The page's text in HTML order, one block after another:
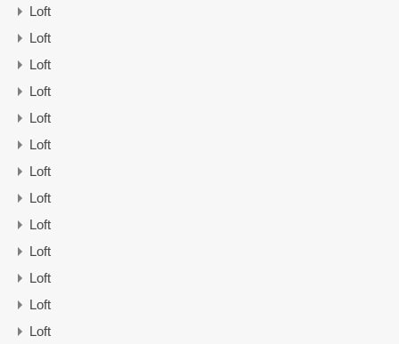
Loft
Loft
Loft
Loft
Loft
Loft
Loft
Loft
Loft
Loft
Loft
Loft
Loft